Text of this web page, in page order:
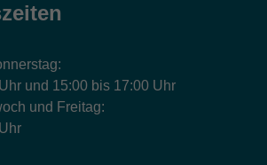
und 15:00 bis 17:00 Uhr
und Freitag: